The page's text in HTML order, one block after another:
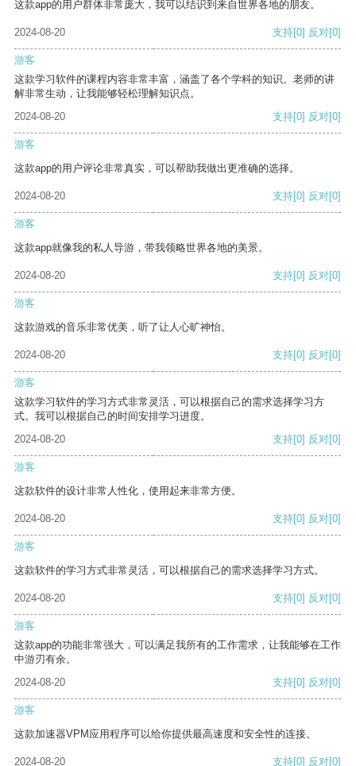
这款app的用户群体非常庞大，我可以结识到来自世界各地的朋友。
2024-08-20 支持[0] 反对[0]
游客
这款学习软件的课程内容非常丰富，涵盖了各个学科的知识。老师的讲
解非常生动，让我能够轻松理解知识点。
2024-08-20
支持[0] 反对[0]
游客
这款app的用户评论非常真实，可以帮助我做出更准确的选择。
2024-08-20 支持[0] 反对[0]
游客
这款app就像我的私人导游，带我领略世界各地的美景。
2024-08-20 支持[0] 反对[0]
游客
这款游戏的音乐非常优美，听了让人心旷神怡。
2024-08-20 支持[0] 反对[0]
游客
这款学习软件的学习方式非常灵活，可以根据自己的需求选择学习方
式。我可以根据自己的时间安排学习进度。
2024-08-20
支持[0] 反对[0]
游客
这款软件的设计非常人性化，使用起来非常方便。
2024-08-20 支持[0] 反对[0]
游客
这款软件的学习方式非常灵活，可以根据自己的需求选择学习方式。
2024-08-20 支持[0] 反对[0]
游客
这款app的功能非常强大，可以满足我所有的工作需求，让我能够在工作
中游刃有余。
2024-08-20
支持[0] 反对[0]
游客
这款加速器VPM应用程序可以给你提供最高速度和安全性的连接。
2024-08-20 支持[0] 反对[0]